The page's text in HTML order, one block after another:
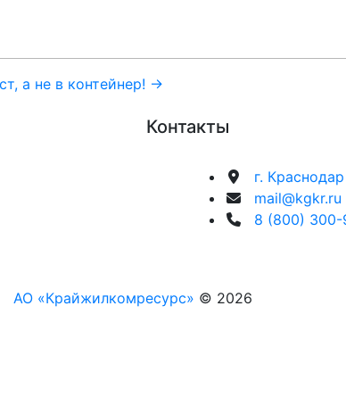
а не в контейнер! →
Контакты
г. Краснодар
mail@kgkr.ru
8 (800)
АО «Крайжилкомресурс» © 2026